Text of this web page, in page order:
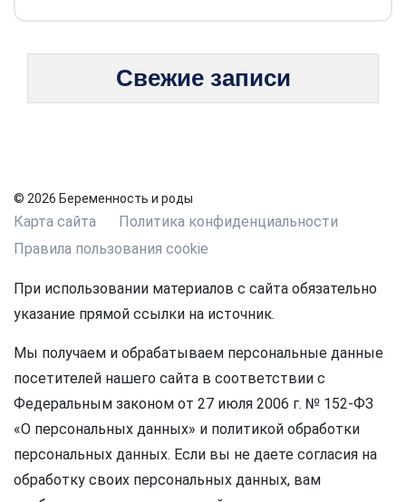
Свежие записи
© 2026 Беременность и роды
Карта сайта
Политика конфиденциальности
Правила пользования cookie
При использовании материалов с сайта обязательно
указание прямой ссылки на источник.
Мы получаем и обрабатываем персональные данные
посетителей нашего сайта в соответствии с
Федеральным законом от 27 июля 2006 г. № 152-ФЗ
«О персональных данных» и политикой обработки
персональных данных. Если вы не даете согласия на
обработку своих персональных данных, вам